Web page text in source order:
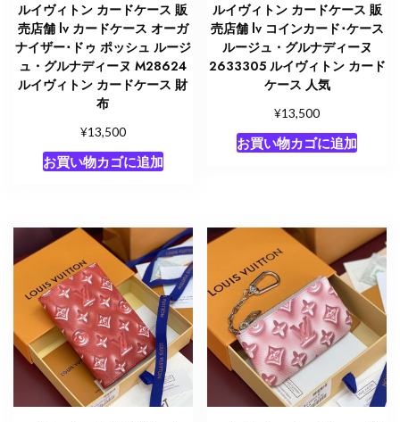
ルイヴィトン カードケース 販
売店舗 lv カードケース オーガ
ナイザー･ドゥ ポッシュ ルージ
ュ・グルナディーヌ M28624
ルイヴィトン カードケース 財
布
¥13,500
お買い物カゴに追加
ルイヴィトン カードケース 販
売店舗 lv コインカード･ケース
ルージュ・グルナディーヌ
2633305 ルイヴィトン カード
ケース 人気
¥13,500
お買い物カゴに追加